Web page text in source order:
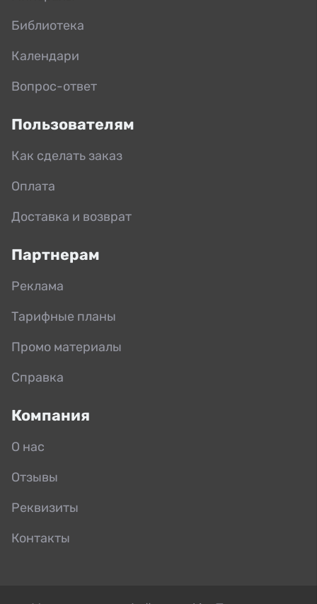
Библиотека
Календари
Вопрос-ответ
Пользователям
Как сделать заказ
Оплата
Доставка и возврат
Партнерам
Реклама
Тарифные планы
Промо материалы
Справка
Компания
О нас
Отзывы
Реквизиты
Контакты